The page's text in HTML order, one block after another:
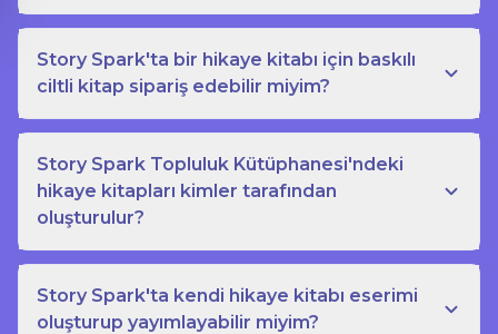
Story Spark'ta bir hikaye kitabı için baskılı
ciltli kitap sipariş edebilir miyim?
Story Spark Topluluk Kütüphanesi'ndeki
hikaye kitapları kimler tarafından
oluşturulur?
Story Spark'ta kendi hikaye kitabı eserimi
oluşturup yayımlayabilir miyim?